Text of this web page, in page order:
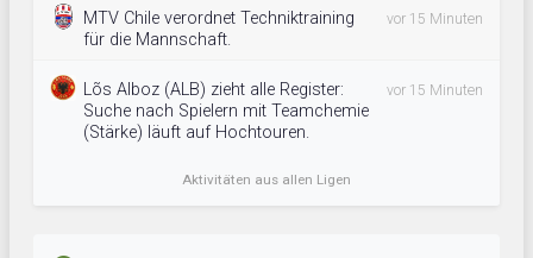
MTV Chile verordnet Techniktraining
für die Mannschaft.
vor 15 Minuten
Lõs Alboz (ALB) zieht alle Register:
Suche nach Spielern mit Teamchemie
(Stärke) läuft auf Hochtouren.
vor 15 Minuten
Aktivitäten aus allen Ligen